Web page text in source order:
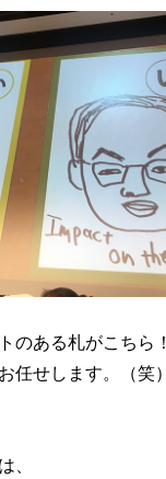
のある札がこちら！
任せします。（笑）
、